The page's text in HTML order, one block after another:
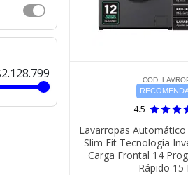
COD.
4.5
Lavarropas Automático
Slim Fit Tecnología
Carga Frontal 14
Rápido 15